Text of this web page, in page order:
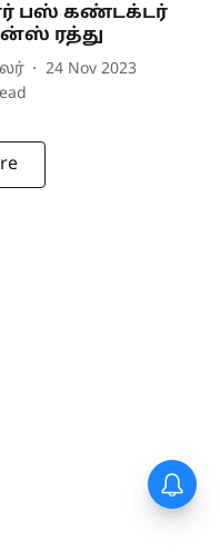
பஸ் கண்டக்டர்
ரத்து
24 Nov 2023